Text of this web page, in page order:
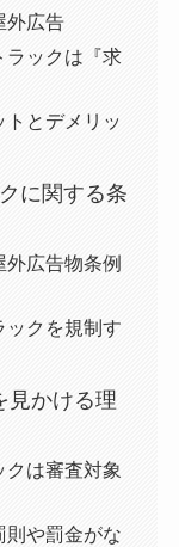
外広告
ラックは『求
トとデメリッ
に関する条
外広告物条例
ックを規制す
見かける理
は審査対象
則や罰金がな